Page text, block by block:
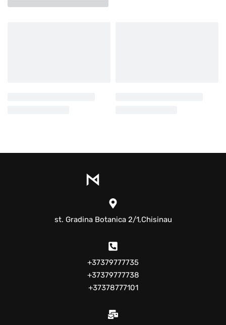
st. Gradina Botanica 2/1,Chisinau
+37379777735
+37379777738
+37378777101